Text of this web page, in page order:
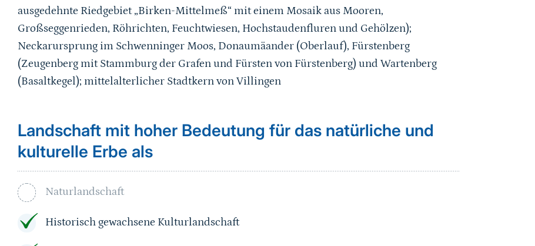
ausgedehnte Riedgebiet „Birken-Mittelmeß“ mit einem Mosaik aus Mooren,
Großseggenrieden, Röhrichten, Feuchtwiesen, Hochstaudenfluren und Gehölzen);
Neckarursprung im Schwenninger Moos, Donaumäander (Oberlauf), Fürstenberg
(Zeugenberg mit Stammburg der Grafen und Fürsten von Fürstenberg) und Wartenberg
(Basaltkegel); mittelalterlicher Stadtkern von Villingen
Landschaft mit hoher Bedeutung für das natürliche und
kulturelle Erbe als
Naturlandschaft
Historisch gewachsene Kulturlandschaft